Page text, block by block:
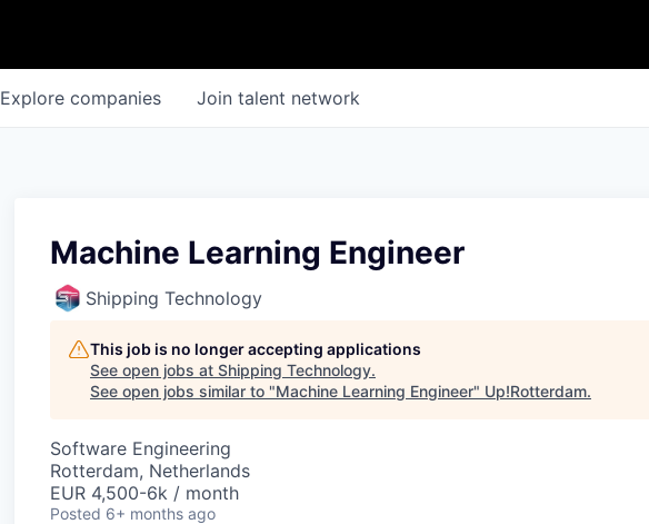
Explore companies Join talent network
Machine Learning Engineer
Shipping Technology
This job is no longer accepting applications
See open jobs at Shipping Technology.
See open jobs similar to "Machine Learning Engineer" Up!Rotterdam.
Software Engineering
Rotterdam, Netherlands
EUR 4,500-6k / month
Posted 6+ months ago